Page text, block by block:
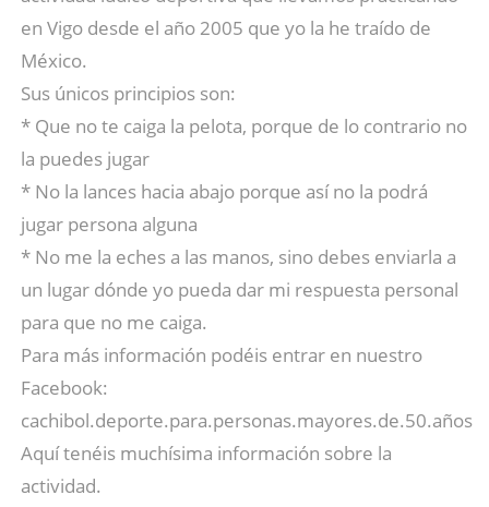
en Vigo desde el año 2005 que yo la he traído de
México.
Sus únicos principios son:
* Que no te caiga la pelota, porque de lo contrario no
la puedes jugar
* No la lances hacia abajo porque así no la podrá
jugar persona alguna
* No me la eches a las manos, sino debes enviarla a
un lugar dónde yo pueda dar mi respuesta personal
para que no me caiga.
Para más información podéis entrar en nuestro
Facebook:
cachibol.deporte.para.personas.mayores.de.50.años
Aquí tenéis muchísima información sobre la
actividad.